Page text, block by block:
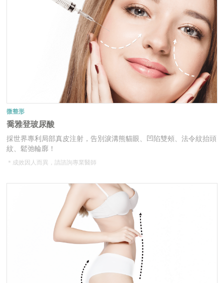
微整形
喬雅登玻尿酸
採世界專利局部真皮注射，告別淚溝熊貓眼、凹陷雙頰、法令紋抬頭
紋、鬆弛輪廓！
＊成效因人而異，請諮詢專業醫師